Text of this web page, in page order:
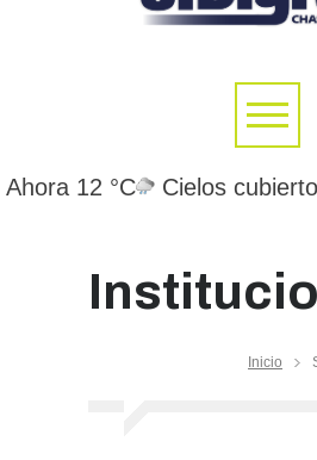
Ahora 12 °C Cielos
Inicio